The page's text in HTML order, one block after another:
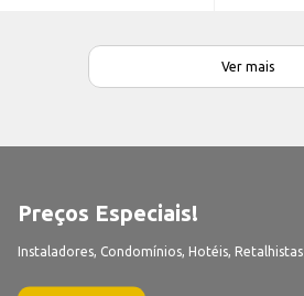
Ver mais
Preços Especiais!
Instaladores, Condomínios, Hotéis, Retalhistas